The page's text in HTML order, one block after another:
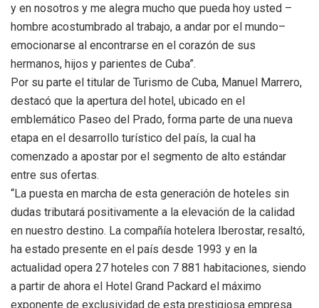
y en nosotros y me alegra mucho que pueda hoy usted –
hombre acostumbrado al trabajo, a andar por el mundo–
emocionarse al encontrarse en el corazón de sus
hermanos, hijos y parientes de Cuba”.
Por su parte el titular de Turismo de Cuba, Manuel Marrero,
destacó que la apertura del hotel, ubicado en el
emblemático Paseo del Prado, forma parte de una nueva
etapa en el desarrollo turístico del país, la cual ha
comenzado a apostar por el segmento de alto estándar
entre sus ofertas.
“La puesta en marcha de esta generación de hoteles sin
dudas tributará positivamente a la elevación de la calidad
en nuestro destino. La compañía hotelera Iberostar, resaltó,
ha estado presente en el país desde 1993 y en la
actualidad opera 27 hoteles con 7 881 habitaciones, siendo
a partir de ahora el Hotel Grand Packard el máximo
exponente de exclusividad de esta prestigiosa empresa